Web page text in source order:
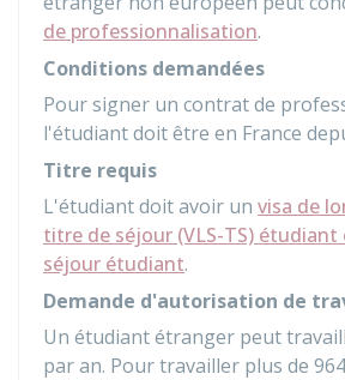
de professionnalisation.
Conditions demandées
Pour signer un contrat de
l'étudiant doit être en France
Titre requis
L'étudiant doit avoir un visa de
titre de séjour (VLS-TS)
séjour étudiant.
Demande d'autorisation de
Un étudiant étranger peut
par an. Pour travailler plus de